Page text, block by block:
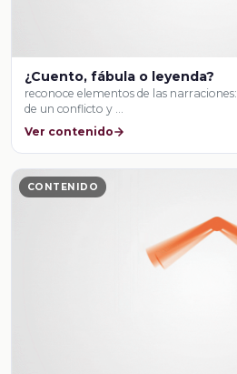
¿Cuento, fábula o leyenda?
reconoce elementos de las
de un conflicto y …
Ver contenido
CONTENIDO